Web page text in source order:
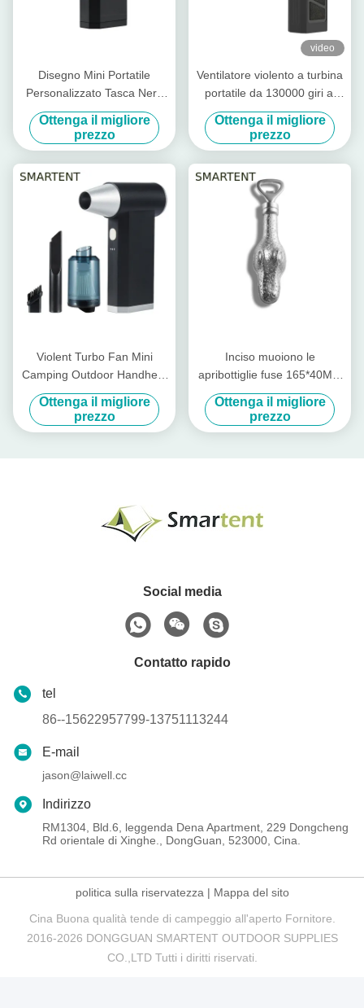
Disegno Mini Portatile
Personalizzato Tasca Nera
Portatile Violento Turbo Fan
Soluzione di raffreddamento
per le esigenze
personalizzate
Ottenga il migliore
prezzo
video
Ventilatore violento a turbina
portatile da 130000 giri al
minuto
Ottenga il migliore
prezzo
Violent Turbo Fan Mini
Camping Outdoor Handheld
Remotion di polvere ad alta
velocità Camping regolabile
per accessori di campeggio
Ottenga il migliore
prezzo
Inciso muoiono le
apribottiglie fuse 165*40MM
del coccodrillo delle
apribottiglie del metallo
Ottenga il migliore
prezzo
Social media
Contatto rapido
tel
86--15622957799-13751113244
E-mail
jason@laiwell.cc
Indirizzo
RM1304, Bld.6, leggenda Dena Apartment, 229 Dongcheng
Rd orientale di Xinghe., DongGuan, 523000, Cina.
politica sulla riservatezza | Mappa del sito
Cina Buona qualità tende di campeggio all'aperto Fornitore.
2016-2026 DONGGUAN SMARTENT OUTDOOR SUPPLIES
CO.,LTD Tutti i diritti riservati.